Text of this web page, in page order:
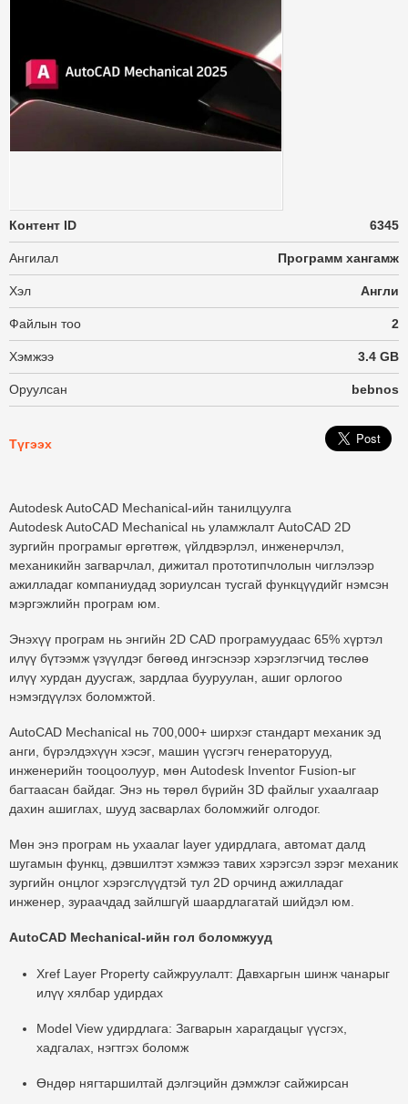
Контент ID 6345
Ангилал Программ хангамж
Хэл Англи
Файлын тоо 2
Хэмжээ 3.4 GB
Оруулсан bebnos
Түгээх
Autodesk AutoCAD Mechanical-ийн танилцуулга
Autodesk AutoCAD Mechanical нь уламжлалт AutoCAD 2D
зургийн програмыг өргөтгөж, үйлдвэрлэл, инженерчлэл,
механикийн загварчлал, дижитал прототипчлолын чиглэлээр
ажилладаг компаниудад зориулсан тусгай функцүүдийг нэмсэн
мэргэжлийн програм юм.
Энэхүү програм нь энгийн 2D CAD програмуудаас 65% хүртэл
илүү бүтээмж үзүүлдэг бөгөөд ингэснээр хэрэглэгчид төслөө
илүү хурдан дуусгаж, зардлаа бууруулан, ашиг орлогоо
нэмэгдүүлэх боломжтой.
AutoCAD Mechanical нь 700,000+ ширхэг стандарт механик эд
анги, бүрэлдэхүүн хэсэг , машин үүсгэгч генераторууд,
инженерийн тооцоолуур, мөн Autodesk Inventor Fusion-ыг
багтаасан байдаг. Энэ нь төрөл бүрийн 3D файлыг ухаалгаар
дахин ашиглах, шууд засварлах боломжийг олгодог.
Мөн энэ програм нь ухаалаг layer удирдлага, автомат далд
шугамын функц, дэвшилтэт хэмжээ тавих хэрэгсэл зэрэг механик
зургийн онцлог хэрэгслүүдтэй тул 2D орчинд ажилладаг
инженер, зураачдад зайлшгүй шаардлагатай шийдэл юм.
AutoCAD Mechanical-ийн гол боломжууд
Xref Layer Property сайжруулалт: Давхаргын шинж чанарыг
илүү хялбар удирдах
Model View удирдлага: Загварын харагдацыг үүсгэх,
хадгалах, нэгтгэх боломж
Өндөр нягтаршилтай дэлгэцийн дэмжлэг сайжирсан